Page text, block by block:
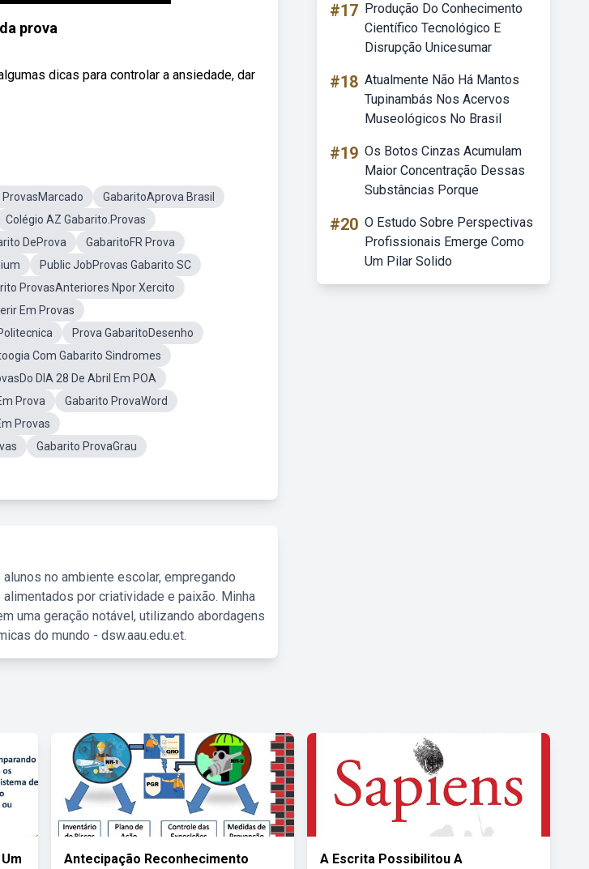
prova
dicas para controlar a ansiedade, dar
ProvasMarcado
GabaritoAprova Brasil
Colégio AZ Gabarito.Provas
DeProva
GabaritoFR Prova
Public JobProvas Gabarito SC
ProvasAnteriores Npor Xercito
Em Provas
Prova GabaritoDesenho
Com Gabarito Sindromes
DIA 28 De Abril Em POA
Prova
Gabarito ProvaWord
Provas
Gabarito ProvaGrau
no ambiente escolar, empregando
por criatividade e paixão. Minha
uma geração notável, utilizando abordagens
do mundo - dsw.aau.edu.et.
#17 Produção Do Conhecimento
Científico Tecnológico E
Disrupção Unicesumar
#18 Atualmente Não Há Mantos
Tupinambás Nos Acervos
Museológicos No Brasil
#19 Os Botos Cinzas Acumulam
Maior Concentração Dessas
Substâncias Porque
#20 O Estudo Sobre Perspectivas
Profissionais Emerge Como
Um Pilar Solido
Antecipação Reconhecimento A Escrita Possibilitou A